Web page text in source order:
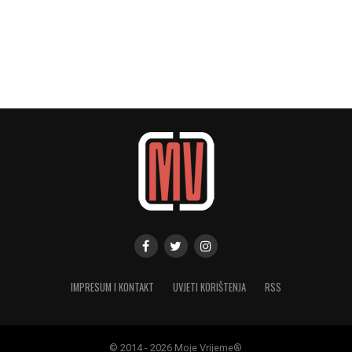
IMPRESUM I KONTAKT UVJETI KORIŠTENJA RSS
© 2014 - 2026 Moje Vrijeme®